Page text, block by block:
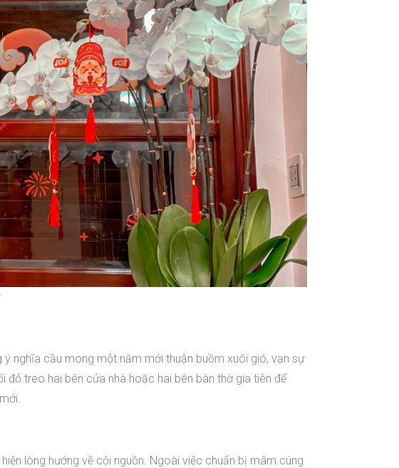
nghĩa cầu mong một năm mới thuận buồm xuôi gió, vạn sự
đỏ treo hai bên cửa nhà hoặc hai bên bàn thờ gia tiên để
lòng hướng về cội nguồn. Ngoài việc chuẩn bị mâm cúng